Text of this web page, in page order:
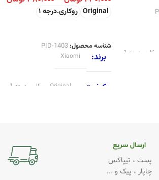
روکاری.درجه 1
Original روکاری.درجه 1
شناسه محصول: PID-1403
برند Xiaomi
کیفیت Original روکاری.درجه 1
ارسال سریع
پست ، تیپاکس
چاپار ، پیک و ...